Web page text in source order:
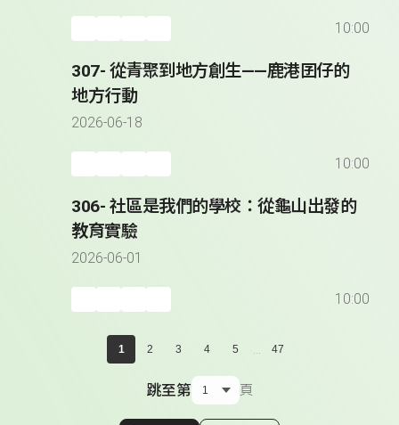
10:00
307- 從青聚到地方創生——鹿港囝仔的
地方行動
2026-06-18
10:00
306- 社區是我們的學校：從龜山出發的
教育實驗
2026-06-01
10:00
1 2 3 4 5 ... 47
跳至第 頁